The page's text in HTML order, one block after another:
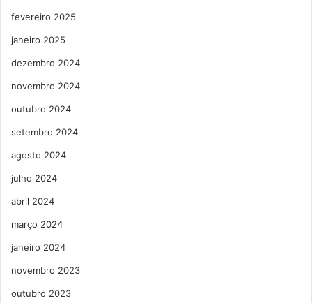
fevereiro 2025
janeiro 2025
dezembro 2024
novembro 2024
outubro 2024
setembro 2024
agosto 2024
julho 2024
abril 2024
março 2024
janeiro 2024
novembro 2023
outubro 2023